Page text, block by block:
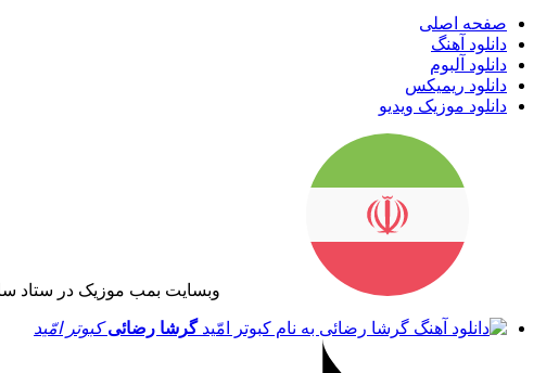
صفحه اصلی
دانلود آهنگ
دانلود آلبوم
دانلود ریمیکس
دانلود موزیک ویدیو
وبسایت بمب موزیک در ستاد
گرشا رضائی کبوتر امّید